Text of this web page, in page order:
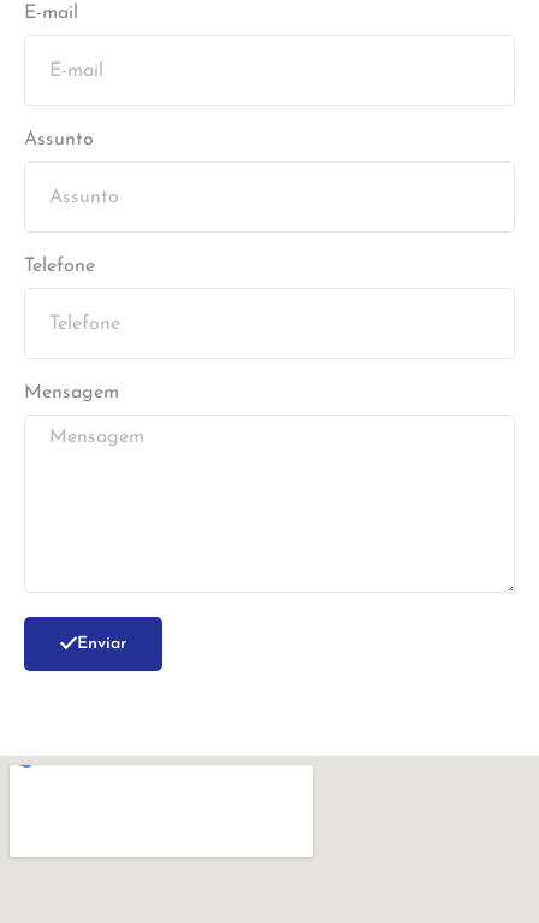
E-mail
Assunto
Telefone
Mensagem
Enviar